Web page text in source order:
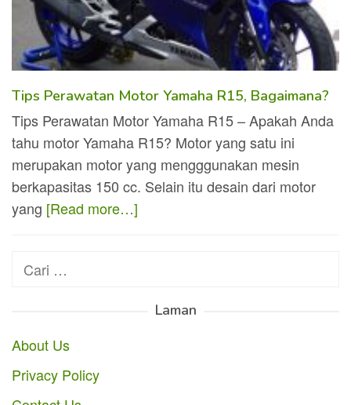
Tips Perawatan Motor Yamaha R15, Bagaimana?
Tips Perawatan Motor Yamaha R15 – Apakah Anda
tahu motor Yamaha R15? Motor yang satu ini
merupakan motor yang mengggunakan mesin
berkapasitas 150 cc. Selain itu desain dari motor
yang [Read more…]
Cari
Laman
About Us
Privacy Policy